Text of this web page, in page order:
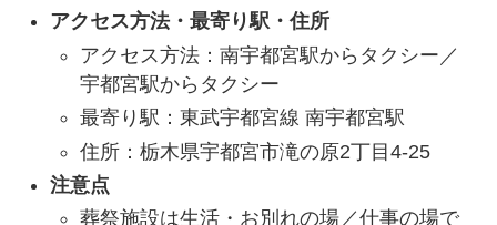
アクセス方法・最寄り駅・住所
アクセス方法：南宇都宮駅からタクシー／
宇都宮駅からタクシー
最寄り駅：東武宇都宮線 南宇都宮駅
住所：栃木県宇都宮市滝の原2丁目4-25
注意点
葬祭施設は生活・お別れの場／仕事の場で